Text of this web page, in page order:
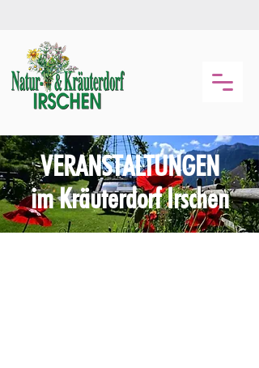
VERANSTALTUNGEN
im Kräuterdorf Irschen